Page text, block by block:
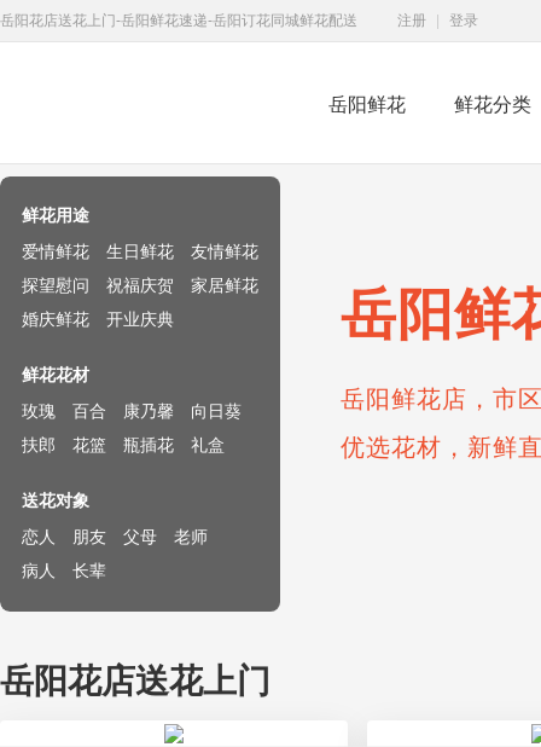
岳阳花店送花上门-岳阳鲜花速递-岳阳订花同城鲜花配送 注册 登录
岳阳鲜花 鲜花分类
岳阳鲜
岳阳鲜花店，市
优选花材，新鲜
鲜花用途
爱情鲜花
生日鲜花
友情鲜花
探望慰问
祝福庆贺
家居鲜花
婚庆鲜花
开业庆典
鲜花花材
玫瑰
百合 康乃馨
向日葵
扶郎
花篮 瓶插花 礼盒
送花对象
恋人
朋友 父母
老师
病人
长辈
岳阳花店送花上门